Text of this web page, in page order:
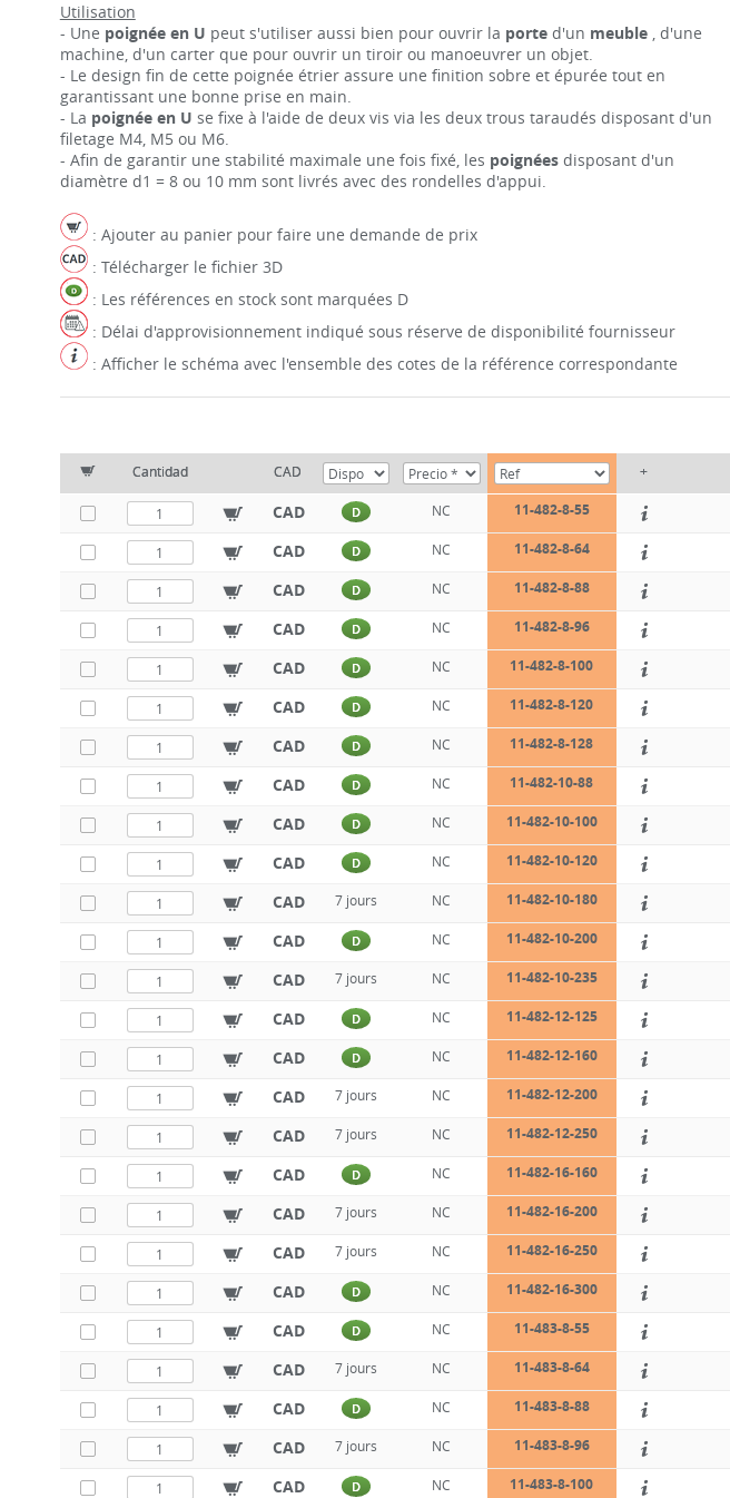
Utilisation
- Une poignée en U peut s'utiliser aussi bien pour ouvrir la porte d'un meuble, d'une
machine, d'un carter que pour ouvrir un tiroir ou manoeuvrer un objet.
- Le design fin de cette poignée étrier assure une finition sobre et épurée tout en
garantissant une bonne prise en main.
- La poignée en U se fixe à l'aide de deux vis via les deux trous taraudés disposant d'un
filetage M4, M5 ou M6.
- Afin de garantir une stabilité maximale une fois fixé, les poignées disposant d'un
diamètre d1 = 8 ou 10 mm sont livrés avec des rondelles d'appui.
: Ajouter au panier pour faire une demande de prix
: Télécharger le fichier 3D
: Les références en stock sont marquées D
: Délai d'approvisionnement indiqué sous réserve de disponibilité fournisseur
: Afficher le schéma avec l'ensemble des cotes de la référence correspondante
Cantidad CAD +
CAD D NC 11-482-8-55
CAD D NC 11-482-8-64
CAD D NC 11-482-8-88
CAD D NC 11-482-8-96
CAD D NC 11-482-8-100
CAD D NC 11-482-8-120
CAD D NC 11-482-8-128
CAD D NC 11-482-10-88
CAD D NC 11-482-10-100
CAD D NC 11-482-10-120
CAD 7 jours NC 11-482-10-180
CAD D NC 11-482-10-200
CAD 7 jours NC 11-482-10-235
CAD D NC 11-482-12-125
CAD D NC 11-482-12-160
CAD 7 jours NC 11-482-12-200
CAD 7 jours NC 11-482-12-250
CAD D NC 11-482-16-160
CAD 7 jours NC 11-482-16-200
CAD 7 jours NC 11-482-16-250
CAD D NC 11-482-16-300
CAD D NC 11-483-8-55
CAD 7 jours NC 11-483-8-64
CAD D NC 11-483-8-88
CAD 7 jours NC 11-483-8-96
CAD D NC 11-483-8-100